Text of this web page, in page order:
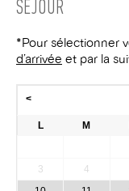
SÉJOUR
*Pour sélectionner
d’arrivée et par la
<
L M
3
4